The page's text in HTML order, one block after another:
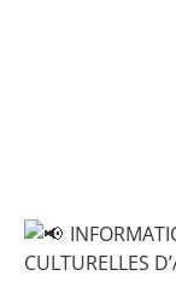
CULTURELLES